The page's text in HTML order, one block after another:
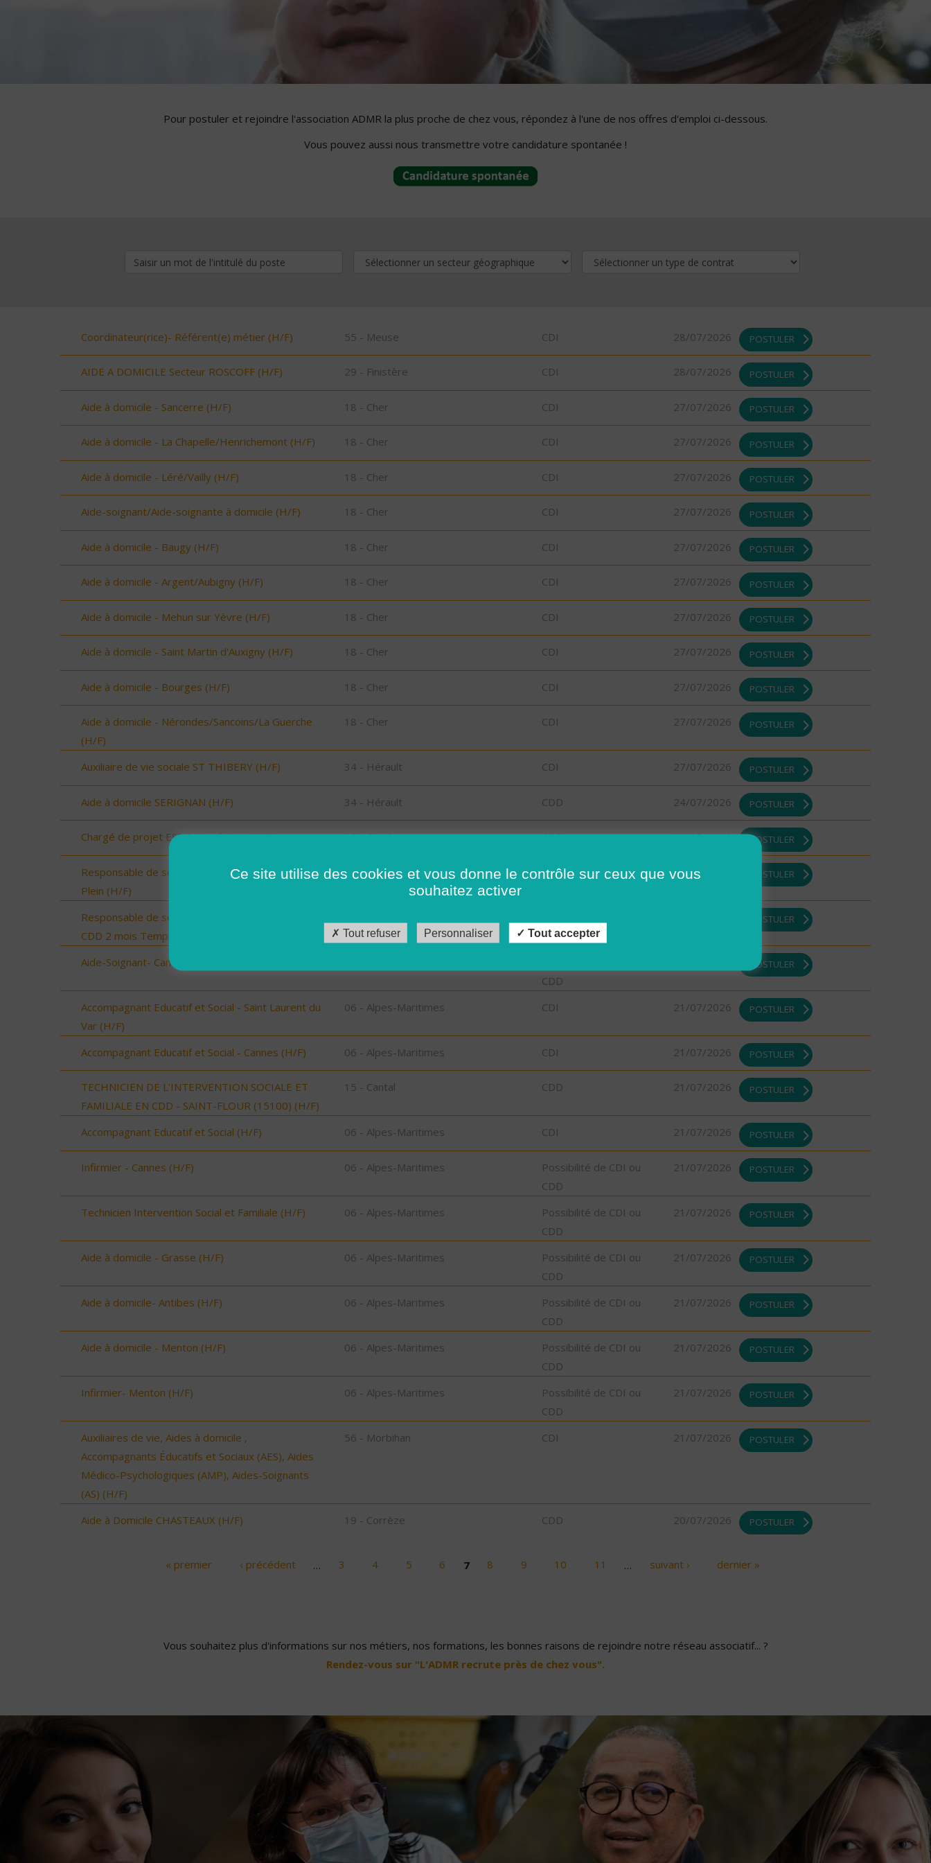
Pour postuler et rejoindre l'association ADMR la plus proche de chez vous, répondez à l'une de nos offres d'emploi ci-dessous.
Vous pouvez aussi nous transmettre votre candidature spontanée !
Coordinateur(rice)- Référent(e) métier (H/F) 55 - Meuse CDI 28/07/2026 POSTULER
AIDE A DOMICILE Secteur ROSCOFF (H/F) 29 - Finistère CDI 28/07/2026 POSTULER
Aide à domicile - Sancerre (H/F) 18 - Cher CDI 27/07/2026 POSTULER
Aide à domicile - La Chapelle/Henrichemont (H/F) 18 - Cher CDI 27/07/2026 POSTULER
Aide à domicile - Léré/Vailly (H/F) 18 - Cher CDI 27/07/2026 POSTULER
Aide-soignant/Aide-soignante à domicile (H/F) 18 - Cher CDI 27/07/2026 POSTULER
Aide à domicile - Baugy (H/F) 18 - Cher CDI 27/07/2026 POSTULER
Aide à domicile - Argent/Aubigny (H/F) 18 - Cher CDI 27/07/2026 POSTULER
Aide à domicile - Mehun sur Yèvre (H/F) 18 - Cher CDI 27/07/2026 POSTULER
Aide à domicile - Saint Martin d'Auxigny (H/F) 18 - Cher CDI 27/07/2026 POSTULER
Aide à domicile - Bourges (H/F) 18 - Cher CDI 27/07/2026 POSTULER
Aide à domicile - Nérondes/Sancoins/La Guerche
(H/F)
18 - Cher CDI 27/07/2026 POSTULER
Auxiliaire de vie sociale ST THIBERY (H/F) 34 - Hérault CDI 27/07/2026 POSTULER
Aide à domicile SERIGNAN (H/F) 34 - Hérault CDD 24/07/2026 POSTULER
Chargé de projet ESMS Numérique (H/F) 19 - Corrèze CDD 24/07/2026 POSTULER
Responsable de secteur sur Onzain - CDI Temps
Plein (H/F)
41 - Loir-et-Cher CDI 23/07/2026 POSTULER
Responsable de secteur sur Noyers sur Cher -
CDD 2 mois Temps Plein (H/F)
POSTULER
Aide-Soignant- Cannes (H/F)
CDD
POSTULER
Accompagnant Educatif et Social - Saint Laurent du
Var (H/F)
06 - Alpes-Maritimes CDI 21/07/2026 POSTULER
Accompagnant Educatif et Social - Cannes (H/F) 06 - Alpes-Maritimes CDI 21/07/2026 POSTULER
TECHNICIEN DE L'INTERVENTION SOCIALE ET
FAMILIALE EN CDD - SAINT-FLOUR (15100) (H/F)
15 - Cantal CDD 21/07/2026 POSTULER
Accompagnant Educatif et Social (H/F) 06 - Alpes-Maritimes CDI 21/07/2026 POSTULER
Infirmier - Cannes (H/F) 06 - Alpes-Maritimes
Possibilité de CDI ou
CDD
21/07/2026 POSTULER
Technicien Intervention Social et Familiale (H/F) 06 - Alpes-Maritimes
Possibilité de CDI ou
CDD
21/07/2026 POSTULER
Aide à domicile - Grasse (H/F) 06 - Alpes-Maritimes
Possibilité de CDI ou
CDD
21/07/2026 POSTULER
Aide à domicile- Antibes (H/F) 06 - Alpes-Maritimes
Possibilité de CDI ou
CDD
21/07/2026 POSTULER
Aide à domicile - Menton (H/F) 06 - Alpes-Maritimes
Possibilité de CDI ou
CDD
21/07/2026 POSTULER
Infirmier- Menton (H/F) 06 - Alpes-Maritimes
Possibilité de CDI ou
CDD
21/07/2026 POSTULER
Auxiliaires de vie, Aides à domicile ,
Accompagnants Éducatifs et Sociaux (AES), Aides
Médico-Psychologiques (AMP), Aides-Soignants
(AS) (H/F)
56 - Morbihan CDI 21/07/2026 POSTULER
Aide à Domicile CHASTEAUX (H/F) 19 - Corrèze CDD 20/07/2026 POSTULER
« premier ‹ précédent … 3 4 5 6 7 8 9 10 11 … suivant › dernier »
Vous souhaitez plus d'informations sur nos métiers, nos formations, les bonnes raisons de rejoindre notre réseau associatif... ?
Rendez-vous sur "L'ADMR recrute près de chez vous".
Ce site utilise des cookies et vous donne le contrôle sur ceux que vous
souhaitez activer
Tout refuser Personnaliser Tout accepter